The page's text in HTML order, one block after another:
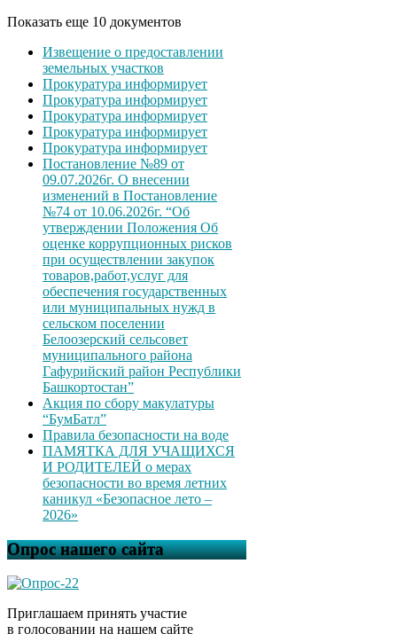
Показать еще 10 документов
Извещение о предоставлении
земельных участков
Прокуратура информирует
Прокуратура информирует
Прокуратура информирует
Прокуратура информирует
Прокуратура информирует
Постановление №89 от
09.07.2026г. О внесении
изменений в Постановление
№74 от 10.06.2026г. “Об
утверждении Положения Об
оценке коррупционных рисков
при осуществлении закупок
товаров,работ,услуг для
обеспечения государственных
или муниципальных нужд в
сельском поселении
Белоозерский сельсовет
муниципального района
Гафурийский район Республики
Башкортостан”
Акция по сбору макулатуры
“БумБатл”
Правила безопасности на воде
ПАМЯТКА ДЛЯ УЧАЩИХСЯ
И РОДИТЕЛЕЙ о мерах
безопасности во время летних
каникул «Безопасное лето –
2026»
Опрос нашего сайта
Приглашаем принять участие
в голосовании на нашем сайте